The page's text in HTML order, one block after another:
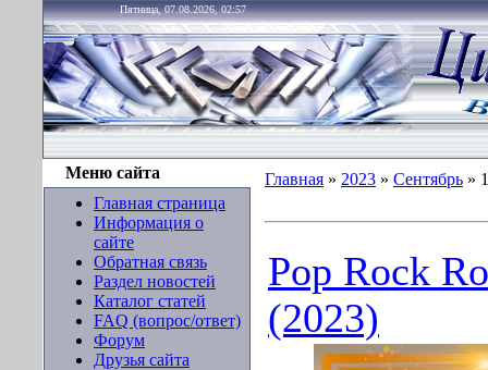
Пятница, 07.08.2026, 02:57
Меню сайта
Главная страница
Информация о
сайте
Обратная связь
Раздел новостей
Каталог статей
FAQ (вопрос/ответ)
Форум
Друзья сайта
Главная » 2023 » Сентябрь »
Pop Rock
(2023)